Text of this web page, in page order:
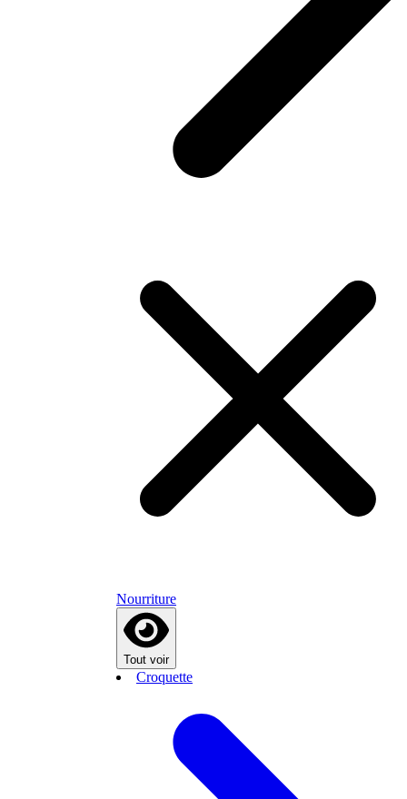
Nourriture
Tout voir
Croquette